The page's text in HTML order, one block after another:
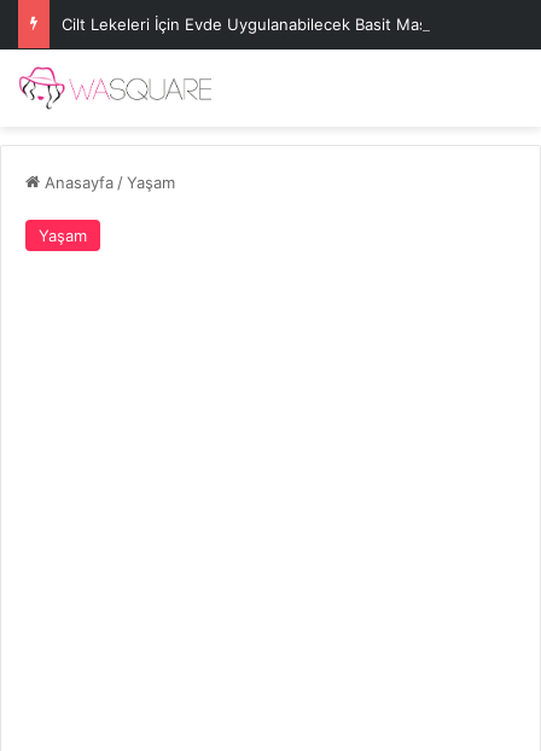
Cilt Lekeleri İçin Evde Uygulanabilecek Basit Maskeler
Anasayfa/Yaşam
Yaşam